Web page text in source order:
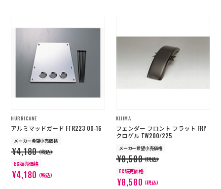
HURRICANE
アルミマッドガード FTR223 00-16
メーカー希望小売価格
¥4,180（税込）
EC販売価格
¥4,180（税込）
KIJIMA
フェンダー フロント フラット FRP
クロゲル TW200/225
メーカー希望小売価格
¥8,580（税込）
EC販売価格
¥8,580（税込）